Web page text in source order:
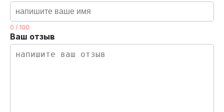
0 / 100
Ваш отзыв